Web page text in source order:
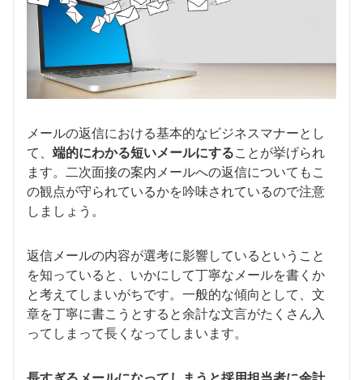
メールの返信における基本的なビジネスマナーとし
て、 端的にわかる短いメールにすることが挙げられ
ます。二次面接の案内メールへの返信についてもこ
の観点が守られているかを吟味されているので注意
しましょう。
返信メールの内容が選考に影響しているということ
を知っていると、いかにして丁寧なメールを書くか
と考えてしまいがちです。一般的な傾向として、文
章を丁寧に書こうとすると余計な文言がたくさん入
ってしまって長くなってしまいます。